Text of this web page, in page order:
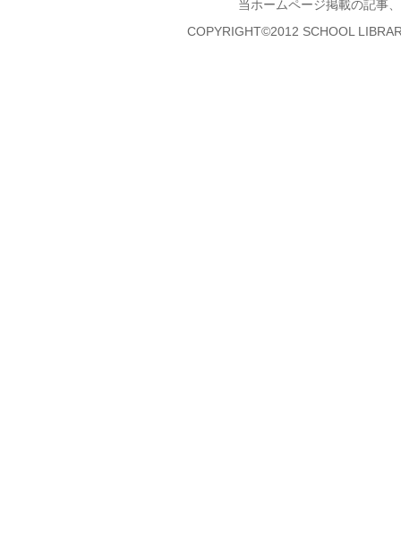
当ホームページ掲載の記事
COPYRIGHT©2012 SCHOOL